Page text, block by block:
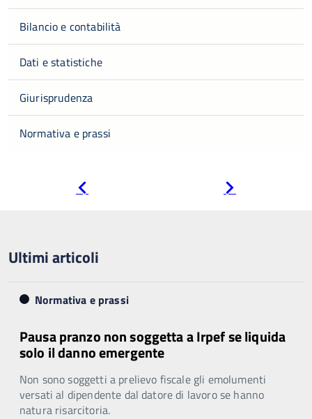
Bilancio e contabilità
Dati e statistiche
Giurisprudenza
Normativa e prassi
Ultimi articoli
Normativa e prassi
Pausa pranzo non soggetta a Irpef se liquida
solo il danno emergente
Non sono soggetti a prelievo fiscale gli emolumenti
versati al dipendente dal datore di lavoro se hanno
natura risarcitoria.